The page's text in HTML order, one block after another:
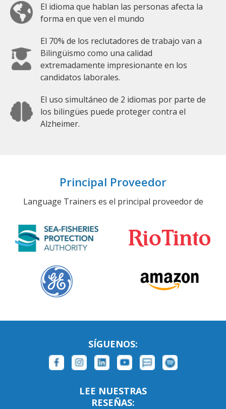
El idioma que hablan las personas afecta la
forma en que ven el mundo
El 70% de los reclutadores de trabajo van a
Bilingüismo como una calidad
extremadamente impresionante en los
candidatos laborales.
El uso simultáneo de 2 idiomas por parte de
los bilingües puede proteger contra el
Alzheimer.
Principal Proveedor
Language Trainers es el principal proveedor de
SÍGUENOS:
LEE NUESTRAS
RESEÑAS: